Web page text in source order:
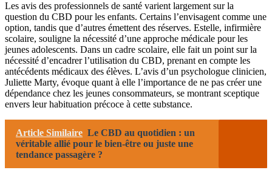
Les avis des professionnels de santé varient largement sur la
question du CBD pour les enfants. Certains l’envisagent comme une
option, tandis que d’autres émettent des réserves. Estelle, infirmière
scolaire, souligne la nécessité d’une approche médicale pour les
jeunes adolescents. Dans un cadre scolaire, elle fait un point sur la
nécessité d’encadrer l’utilisation du CBD, prenant en compte les
antécédents médicaux des élèves. L’avis d’un psychologue clinicien,
Juliette Marty, évoque quant à elle l’importance de ne pas créer une
dépendance chez les jeunes consommateurs, se montrant sceptique
envers leur habituation précoce à cette substance.
Article Similaire Le CBD au quotidien : un
véritable allié pour le bien-être ou juste une
tendance passagère ?